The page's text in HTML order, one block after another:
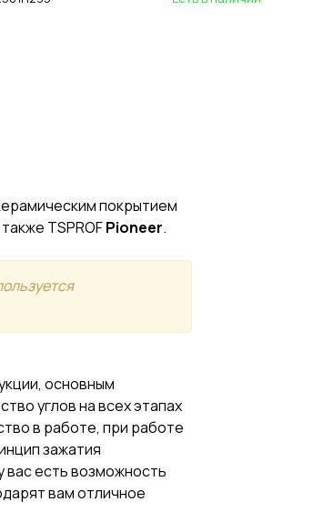
покрытием
также TSPROFPioneer.
основным
углов на всех этапах
в работе, при работе
зажатия
есть возможность
вам отличное